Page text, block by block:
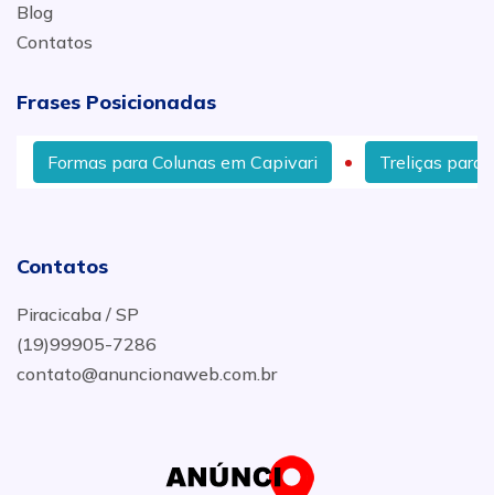
Blog
Contatos
Frases Posicionadas
Formas para Colunas em Capivari Treliças para
Contatos
Piracicaba / SP
(19)99905-7286
contato@anuncionaweb.com.br